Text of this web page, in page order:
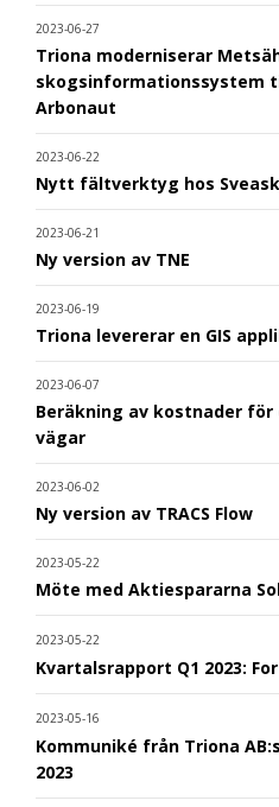
2023-06-27
Triona moderniserar
skogsinformationssystem
Arbonaut
2023-06-22
Nytt fältverktyg hos
2023-06-21
Ny version av TNE
2023-06-19
Triona levererar en GIS
2023-06-07
Beräkning av kostnader
vägar
2023-06-02
Ny version av TRACS Flow
2023-05-22
Möte med Aktiespararna
2023-05-22
Kvartalsrapport Q1 2023:
2023-05-16
Kommuniké från Triona
2023